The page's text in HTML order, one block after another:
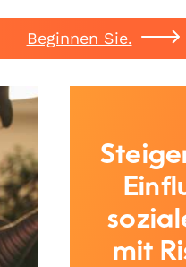
Beginnen Sie.
mit